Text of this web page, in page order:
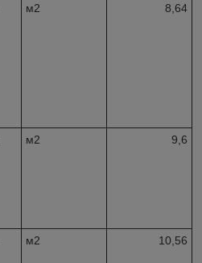
м2 8,64
м2 9,6
м2 10,56